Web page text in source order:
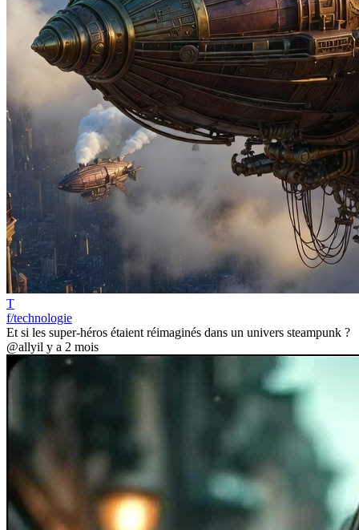
T
f/technologie
Et si les super-héros étaient réimaginés dans un univers steampunk ?
@allyil y a 2 mois